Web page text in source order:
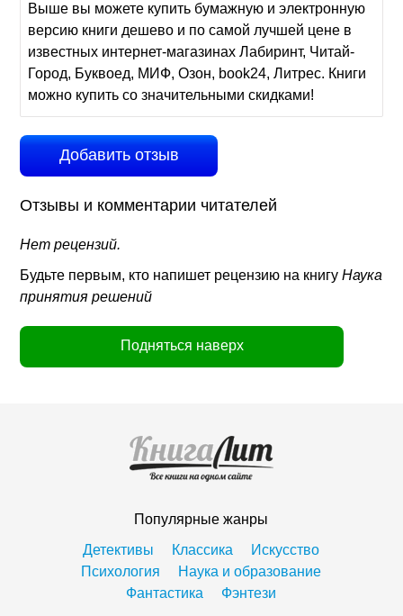
Выше вы можете купить бумажную и электронную
версию книги дешево и по самой лучшей цене в
известных интернет-магазинах Лабиринт, Читай-
Город, Буквоед, МИФ, Озон, book24, Литрес. Книги
можно купить со значительными скидками!
Добавить отзыв
Отзывы и комментарии читателей
Нет рецензий.
Будьте первым, кто напишет рецензию на книгуНаука
принятия решений
Подняться наверх
Популярные жанры
Детективы
Классика
Искусство
Психология
Наука и образование
Фантастика
Фэнтези